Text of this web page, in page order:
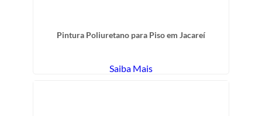
Pintura Poliuretano para Piso em Jacareí
Saiba Mais